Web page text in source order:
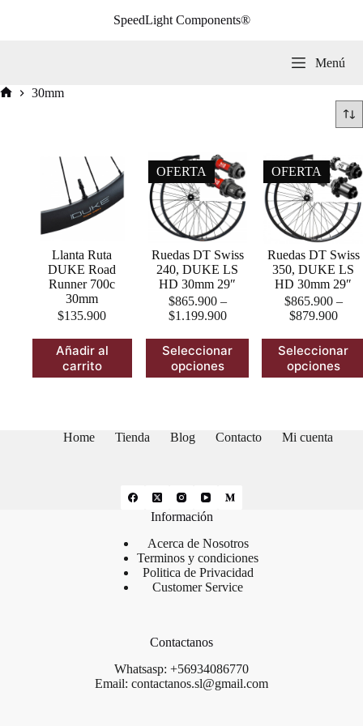
SpeedLight Components®
Menú
30mm
Llanta Ruta
DUKE Road
Runner 700c
30mm
$135.900
Añadir al
carrito
OFERTA
Ruedas DT Swiss
240, DUKE LS
HD 30mm 29″
$865.900–
$1.199.900
Seleccionar
opciones
Este
producto
tiene
opciones
en
la
página
producto
OFERTA
Ruedas DT Swiss
350, DUKE LS
HD 30mm 29″
$865.900–
$879.900
Seleccionar
opciones
Este
producto
tiene
opciones
Home Tienda Blog Contacto Mi cuenta
Información
Acerca de Nosotros
Terminos y condiciones
Politica de Privacidad
Customer Service
Contactanos
Whatsasp: +56934086770
Email: contactanos.sl@gmail.com